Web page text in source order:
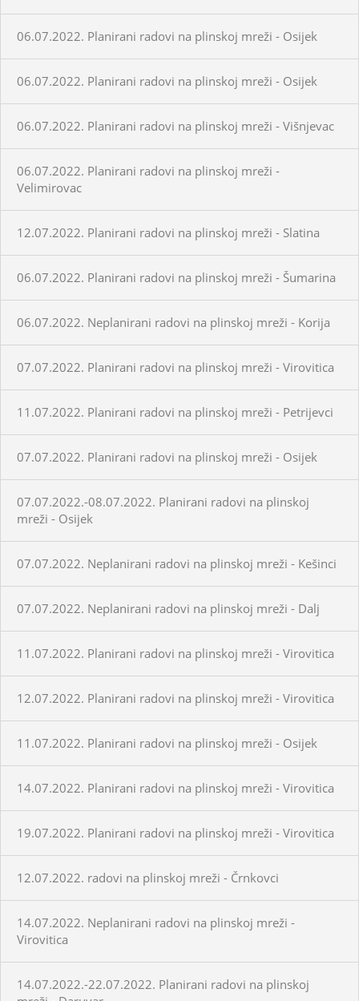
06.07.2022. Planirani radovi na plinskoj mreži - Osijek
06.07.2022. Planirani radovi na plinskoj mreži - Osijek
06.07.2022. Planirani radovi na plinskoj mreži - Višnjevac
06.07.2022. Planirani radovi na plinskoj mreži -
Velimirovac
12.07.2022. Planirani radovi na plinskoj mreži - Slatina
06.07.2022. Planirani radovi na plinskoj mreži - Šumarina
06.07.2022. Neplanirani radovi na plinskoj mreži - Korija
07.07.2022. Planirani radovi na plinskoj mreži - Virovitica
11.07.2022. Planirani radovi na plinskoj mreži - Petrijevci
07.07.2022. Planirani radovi na plinskoj mreži - Osijek
07.07.2022.-08.07.2022. Planirani radovi na plinskoj
mreži - Osijek
07.07.2022. Neplanirani radovi na plinskoj mreži - Kešinci
07.07.2022. Neplanirani radovi na plinskoj mreži - Dalj
11.07.2022. Planirani radovi na plinskoj mreži - Virovitica
12.07.2022. Planirani radovi na plinskoj mreži - Virovitica
11.07.2022. Planirani radovi na plinskoj mreži - Osijek
14.07.2022. Planirani radovi na plinskoj mreži - Virovitica
19.07.2022. Planirani radovi na plinskoj mreži - Virovitica
12.07.2022. radovi na plinskoj mreži - Črnkovci
14.07.2022. Neplanirani radovi na plinskoj mreži -
Virovitica
14.07.2022.-22.07.2022. Planirani radovi na plinskoj